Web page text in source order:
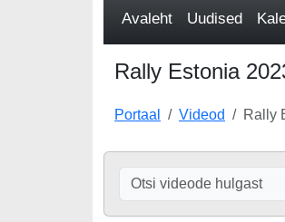
Avaleht Uudised
Rally Estonia
Portaal Videod Rally